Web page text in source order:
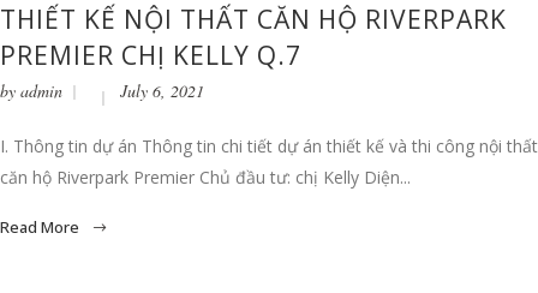
THIẾT KẾ NỘI THẤT CĂN HỘ RIVERPARK
PREMIER CHỊ KELLY Q.7
by admin July 6, 2021
I. Thông tin dự án Thông tin chi tiết dự án thiết kế và thi công nội thất
căn hộ Riverpark Premier Chủ đầu tư: chị Kelly Diện...
Read More